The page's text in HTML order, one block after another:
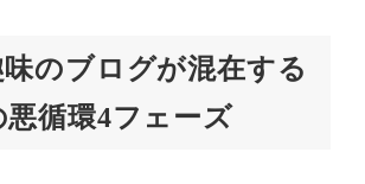
のブログが混在する
循環4フェーズ